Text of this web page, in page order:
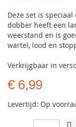
Deze set is
dobber heeft een
weerstand en is
wartel, lood en
Verkrijgbaar in
€ 6,99
Levertijd: Op